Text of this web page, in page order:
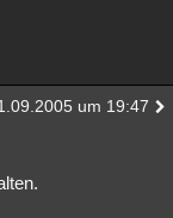
um 19:47